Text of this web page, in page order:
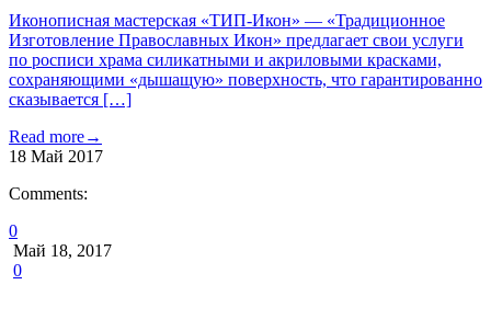
Иконописная мастерская «ТИП-Икон» — «Традиционное
Изготовление Православных Икон» предлагает свои услуги
по росписи храма силикатными и акриловыми красками,
сохраняющими «дышащую» поверхность, что гарантированно
сказывается […]
Read more→
18 Май 2017
Comments:
0
Май 18, 2017
0